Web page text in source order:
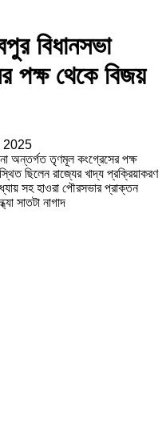
বিধানসভা
পক্ষ থেকে বিজয়
2025
অন্তর্গত তৃণমূল কংগ্রেসের পক্ষ
ছিলেন রাজ্যের খাদ্য প্রক্রিয়াকরণ
সহ হাওরা পৌরসভার প্রাক্তন
সাতটা নাগাদ